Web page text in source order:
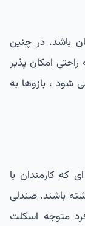
باشد. در چنین
امکان پذیر
شود ، بازوها به
که کارمندان با
باشند. صندلی
متوجه اسکلت